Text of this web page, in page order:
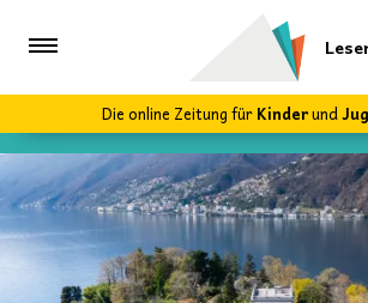
Die online Zeitung fürKinderund